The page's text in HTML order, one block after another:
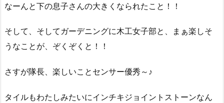
なーんと下の息子さんの大きくなられたこと！！
そして、そしてガーデニングに木工女子部と、まぁ楽しそ
うなことが、ぞくぞくと！！
さすが隊長、楽しいことセンサー優秀～♪
タイルもわたしみたいにインチキジョイントストーンなん